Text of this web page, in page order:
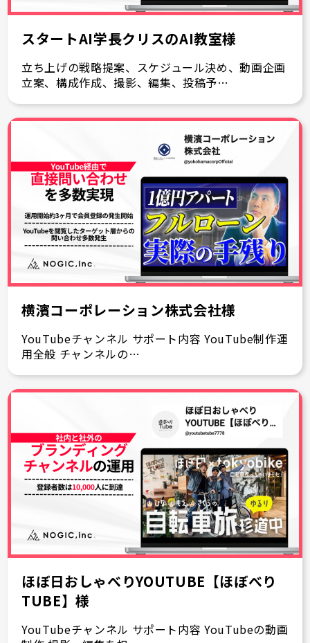
スタートAI学長クリスのAI教室様
立ち上げの戦略提案、スケジュール決め、動画企画
立案、構成作成、撮影、編集、投稿予…
横濱コーポレーション株式会社様
YouTubeチャンネル サポート内容 YouTube制作運
用全般 チャンネルの…
ほぼ日おしゃべりYOUTUBE【ほぼべり
TUBE】様
YouTubeチャンネル サポート内容 YouTubeの動画